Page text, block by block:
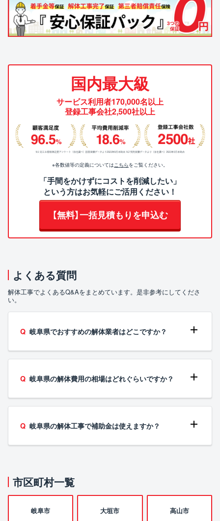
国内最大級
サービス利用者170,000名以上
登録工事会社2,500社以上
※各数値等の定義については こちらをご覧ください。
「手間をかけずにコストを削減したい」
という方はお気軽にご活用ください！
【無料】一括見積もりを申込む
よくある質問
解体工事でよくあるQ&Aをまとめています。是非参考にしてくださ
い。
岐阜県でおすすめの解体業者はどこですか？
岐阜県の解体費用の相場はどれぐらいですか？
岐阜県の解体工事で補助金は使えますか？
市区町村一覧
岐阜市 大垣市 高山市